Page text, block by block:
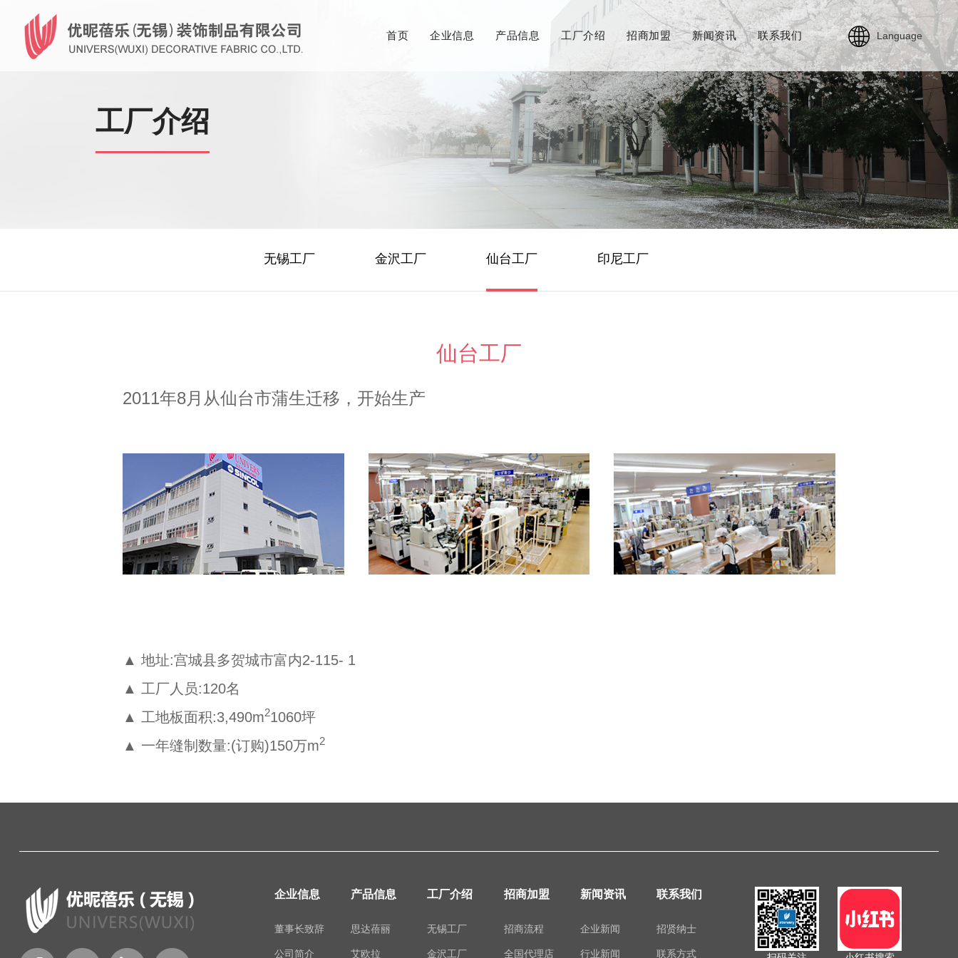
Language
首页 企业信息 产品信息 工厂介绍 招商加盟 新闻资讯 联系我们
工厂介绍
无锡工厂 金沢工厂 仙台工厂 印尼工厂
仙台工厂
2011年8月从仙台市蒲生迁移，开始生产
▲ 地址:宫城县多贺城市富内2-115- 1
▲ 工厂人员:120名
▲ 工地板面积:3,490m21060坪
▲ 一年缝制数量:(订购)150万m2
企业信息
董事长致辞
公司简介
产品信息
思达蓓丽
艾欧拉
工厂介绍
无锡工厂
金沢工厂
招商加盟
招商流程
全国代理店
新闻资讯
企业新闻
行业新闻
联系我们
招贤纳士
联系方式